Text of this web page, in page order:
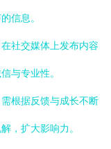
信息。
社交媒体上发布内容
与专业性。
根据反馈与成长不断
，扩大影响力。